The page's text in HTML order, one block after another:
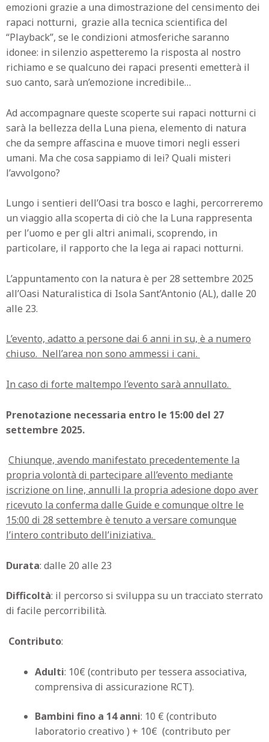
emozioni grazie a una dimostrazione del censimento dei
rapaci notturni, grazie alla tecnica scientifica del
“Playback”, se le condizioni atmosferiche saranno
idonee: in silenzio aspetteremo la risposta al nostro
richiamo e se qualcuno dei rapaci presenti emetterà il
suo canto, sarà un’emozione incredibile…
Ad accompagnare queste scoperte sui rapaci notturni ci
sarà la bellezza della Luna piena, elemento di natura
che da sempre affascina e muove timori negli esseri
umani. Ma che cosa sappiamo di lei? Quali misteri
l’avvolgono?
Lungo i sentieri dell’Oasi tra bosco e laghi, percorreremo
un viaggio alla scoperta di ciò che la Luna rappresenta
per l’uomo e per gli altri animali, scoprendo, in
particolare, il rapporto che la lega ai rapaci notturni.
L’appuntamento con la natura è per 28 settembre 2025
all’Oasi Naturalistica di Isola Sant’Antonio (AL), dalle 20
alle 23.
L’evento, adatto a persone dai 6 anni in su, è a numero
chiuso. Nell’area non sono ammessi i cani.
In caso di forte maltempo l’evento sarà annullato.
Prenotazione necessaria entro le 15:00 del 27
settembre 2025.
Chiunque, avendo manifestato precedentemente la
propria volontà di partecipare all’evento mediante
iscrizione on line, annulli la propria adesione dopo aver
ricevuto la conferma dalle Guide e comunque oltre le
15:00 di 28 settembre è tenuto a versare comunque
l’intero contributo dell’iniziativa.
Durata: dalle 20 alle 23
Difficoltà: il percorso si sviluppa su un tracciato sterrato
di facile percorribilità.
Contributo:
Adulti: 10€ (contributo per tessera associativa,
comprensiva di assicurazione RCT).
Bambini fino a 14 anni: 10 € (contributo
laboratorio creativo ) + 10€ (contributo per